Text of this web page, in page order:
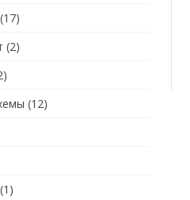
(17)
(2)
(12)
(1)